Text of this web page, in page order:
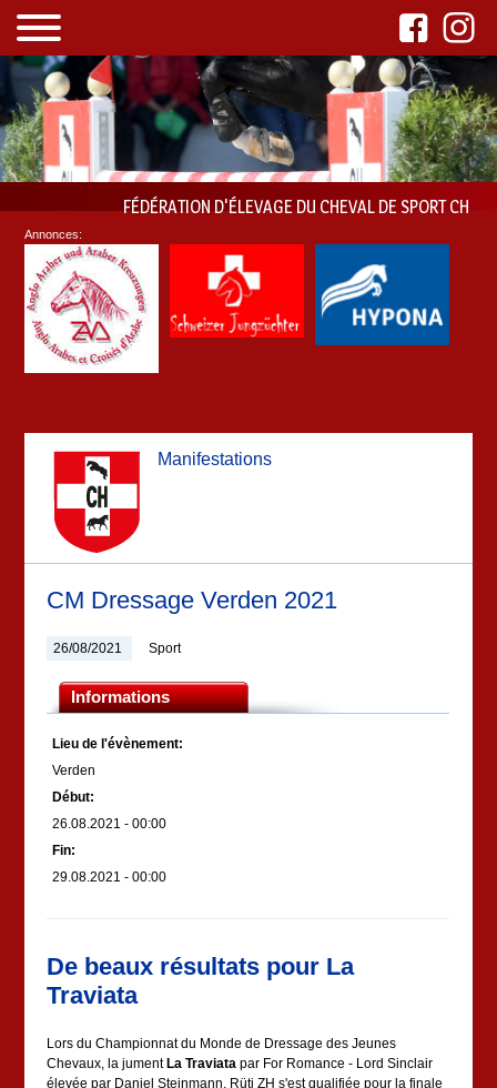
FÉDÉRATION D'ÉLEVAGE DU CHEVAL DE SPORT CH
Manifestations
CM Dressage Verden 2021
26/08/2021 Sport
Informations
Lieu de l'évènement:
Verden
Début:
26.08.2021 - 00:00
Fin:
29.08.2021 - 00:00
De beaux résultats pour La
Traviata
Lors du Championnat du Monde de Dressage des Jeunes
Chevaux, la jument La Traviata par For Romance - Lord Sinclair
élevée par Daniel Steinmann, Rüti ZH s'est qualifiée pour la finale
Annonces: